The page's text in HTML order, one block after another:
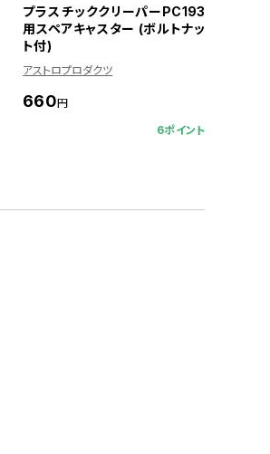
プラスチッククリーパーPC193
用スペアキャスター (ボルトナッ
ト付)
アストロプロダクツ
660円
6ポイント